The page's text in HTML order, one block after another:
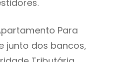
Para
junto dos bancos,